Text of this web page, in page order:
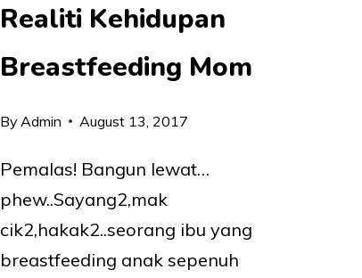
Realiti Kehidupan
Breastfeeding Mom
ByAdmin August 13, 2017
Pemalas! Bangun lewat…
phew..Sayang2,mak
cik2,hakak2..seorang ibu yang
breastfeeding anak sepenuh